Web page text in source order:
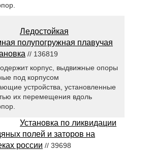
Ледостойкая
полупогружная плавучая
// 136819
корпус, выдвижные опоры
под корпусом
устройства, установленные
их перемещения вдоль
Установка по ликвидации
полей и заторов на
россии // 39698